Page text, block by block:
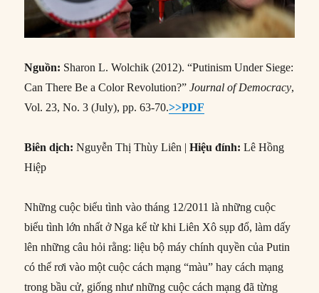
Nguồn: Sharon L. Wolchik (2012). “Putinism Under Siege:
Can There Be a Color Revolution?”Journal of Democracy,
Vol. 23, No. 3 (July), pp. 63-70.>>PDF
Biên dịch: Nguyễn Thị Thùy Liên |Hiệu đính: Lê Hồng
Hiệp
Những cuộc biểu tình vào tháng 12/2011 là những cuộc
biểu tình lớn nhất ở Nga kể từ khi Liên Xô sụp đổ, làm dấy
lên những câu hỏi rằng: liệu bộ máy chính quyền của Putin
có thể rơi vào một cuộc cách mạng “màu” hay cách mạng
trong bầu cử, giống như những cuộc cách mạng đã từng